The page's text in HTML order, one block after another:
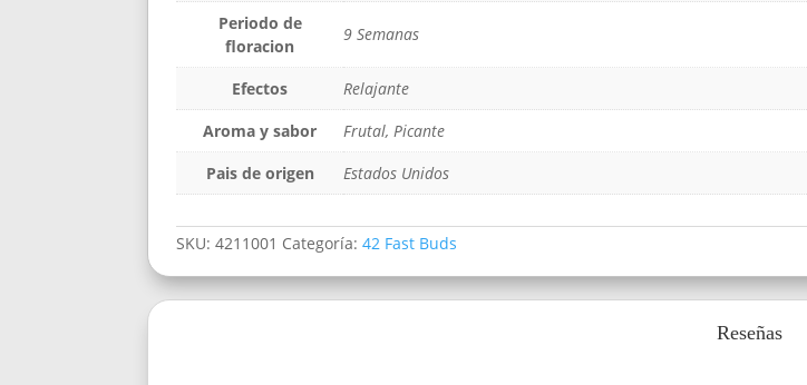
Periodo de
floracion
9 Semanas
Efectos
Relajante
Aroma y sabor
Frutal, Picante
Pais de origen
Estados Unidos
SKU: 4211001 Categoría: 42 Fast Buds
Reseñas